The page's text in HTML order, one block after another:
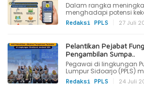
Dalam rangka
menghadapi potensi
Redaksi PPLS 27 Juli
Pelantikan Pejabat
Pengambilan Sumpa..
Pegawai di lingkungan
Lumpur Sidoarjo (PPLS)
Redaksi PPLS 24 Juli